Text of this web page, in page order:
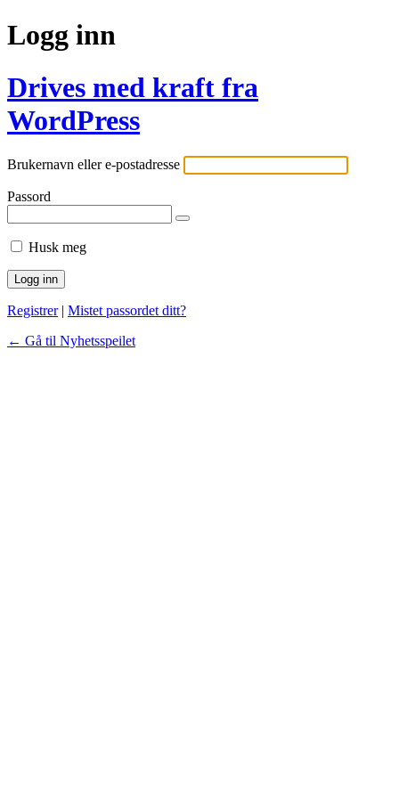
Logg inn
Drives med kraft fra
WordPress
Brukernavn eller e-postadresse
Passord
Husk meg
Registrer| Mistet passordet ditt?
← Gå til Nyhetsspeilet